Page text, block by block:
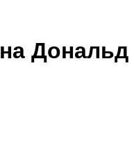
Дональд